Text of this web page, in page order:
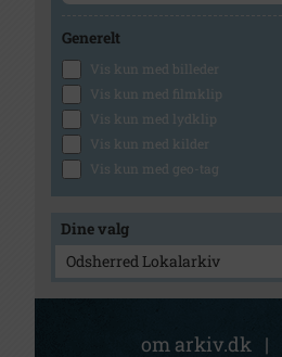
Generelt
Vis kun med billeder
Vis kun med filmklip
Vis kun med lydklip
Vis kun med kilder
Vis kun med geo-tag
Dine valg
Odsherred Lokalarkiv
om arkiv.dk |